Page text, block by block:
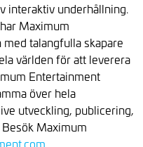
interaktiv underhållning.
Maximum
talangfulla skapare
världen för att leverera
Entertainment
över hela
utveckling, publicering,
Maximum